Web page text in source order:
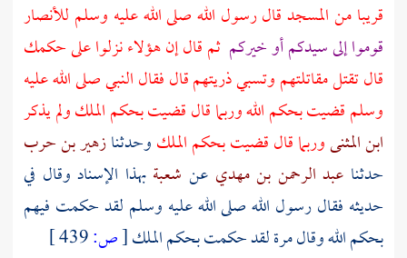
قريبا من المسجد قال رسول الله صلى الله عليه وسلم للأنصار
قوموا إلى سيدكم أو خيركم ثم قال إن هؤلاء نزلوا على حكمك
قال تقتل مقاتلتهم وتسبي ذريتهم قال فقال النبي صلى الله عليه
وسلم قضيت بحكم الله وربما قال قضيت بحكم الملك ولم يذكر
ابن المثنىوربما قال قضيت بحكم الملكوحدثنازهير بن حرب
حدثنا عبد الرحمن بن مهدي عن شعبةبهذا الإسناد وقال في
حديثه فقال رسول الله صلى الله عليه وسلم لقد حكمت فيهم
بحكم الله وقال مرة لقد حكمت بحكم الملك[ص: